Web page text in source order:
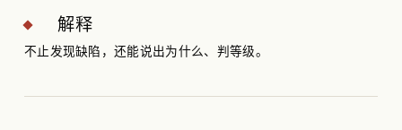
解释
不止发现缺陷，还能说出为什么、判等级。